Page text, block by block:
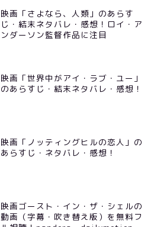
映画「さよなら、人類」のあらす
じ・結末ネタバレ・感想！ロイ・ア
ンダーソン監督作品に注目
映画「世界中がアイ・ラブ・ユー」
のあらすじ・結末ネタバレ・感想！
映画「ノッティングヒルの恋人」の
あらすじ・ネタバレ・感想！
映画ゴースト・イン・ザ・シェルの
動画（字幕・吹き替え版）を無料フ